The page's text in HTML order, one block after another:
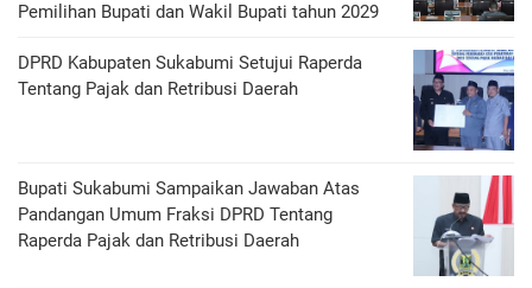
Pemilihan Bupati dan Wakil Bupati tahun 2029
DPRD Kabupaten Sukabumi Setujui Raperda
Tentang Pajak dan Retribusi Daerah
Bupati Sukabumi Sampaikan Jawaban Atas
Pandangan Umum Fraksi DPRD Tentang
Raperda Pajak dan Retribusi Daerah